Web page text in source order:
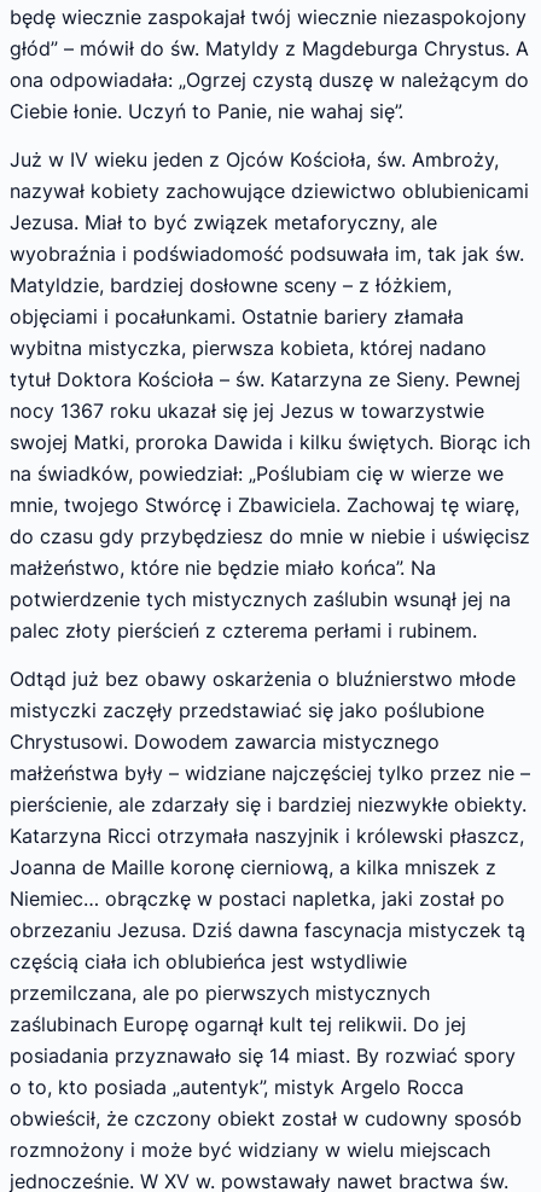
będę wiecznie zaspokajał twój wiecznie niezaspokojony
głód” – mówił do św. Matyldy z Magdeburga Chrystus. A
ona odpowiadała: „Ogrzej czystą duszę w należącym do
Ciebie łonie. Uczyń to Panie, nie wahaj się”.
Już w IV wieku jeden z Ojców Kościoła, św. Ambroży,
nazywał kobiety zachowujące dziewictwo oblubienicami
Jezusa. Miał to być związek metaforyczny, ale
wyobraźnia i podświadomość podsuwała im, tak jak św.
Matyldzie, bardziej dosłowne sceny – z łóżkiem,
objęciami i pocałunkami. Ostatnie bariery złamała
wybitna mistyczka, pierwsza kobieta, której nadano
tytuł Doktora Kościoła – św. Katarzyna ze Sieny. Pewnej
nocy 1367 roku ukazał się jej Jezus w towarzystwie
swojej Matki, proroka Dawida i kilku świętych. Biorąc ich
na świadków, powiedział: „Poślubiam cię w wierze we
mnie, twojego Stwórcę i Zbawiciela. Zachowaj tę wiarę,
do czasu gdy przybędziesz do mnie w niebie i uświęcisz
małżeństwo, które nie będzie miało końca”. Na
potwierdzenie tych mistycznych zaślubin wsunął jej na
palec złoty pierścień z czterema perłami i rubinem.
Odtąd już bez obawy oskarżenia o bluźnierstwo młode
mistyczki zaczęły przedstawiać się jako poślubione
Chrystusowi. Dowodem zawarcia mistycznego
małżeństwa były – widziane najczęściej tylko przez nie –
pierścienie, ale zdarzały się i bardziej niezwykłe obiekty.
Katarzyna Ricci otrzymała naszyjnik i królewski płaszcz,
Joanna de Maille koronę cierniową, a kilka mniszek z
Niemiec… obrączkę w postaci napletka, jaki został po
obrzezaniu Jezusa. Dziś dawna fascynacja mistyczek tą
częścią ciała ich oblubieńca jest wstydliwie
przemilczana, ale po pierwszych mistycznych
zaślubinach Europę ogarnął kult tej relikwii. Do jej
posiadania przyznawało się 14 miast. By rozwiać spory
o to, kto posiada „autentyk”, mistyk Argelo Rocca
obwieścił, że czczony obiekt został w cudowny sposób
rozmnożony i może być widziany w wielu miejscach
jednocześnie. W XV w. powstawały nawet bractwa św.